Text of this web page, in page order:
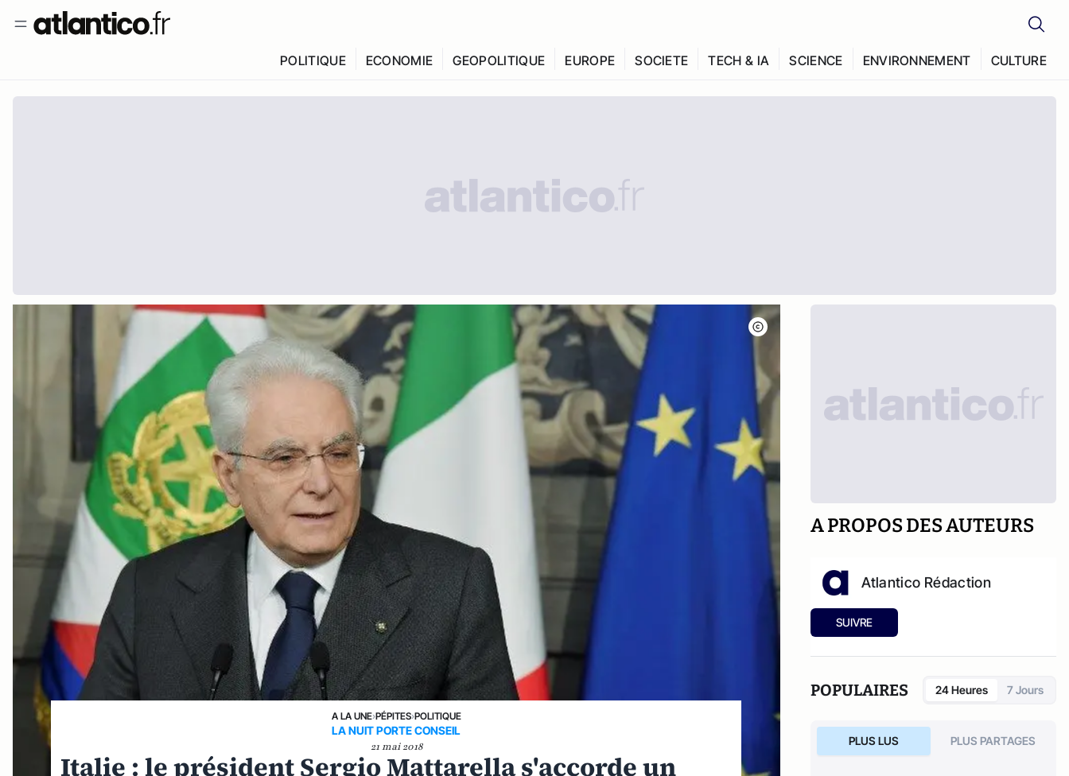
POLITIQUE ECONOMIE GEOPOLITIQUE EUROPE SOCIETE TECH & IA SCIENCE ENVIRONNEMENT CULTURE
A LA UNE›PÉPITES›POLITIQUE
LA NUIT PORTE CONSEIL
21 mai 2018
Italie : le président Sergio Mattarella s'accorde un
A PROPOS DES AUTEURS
Atlantico Rédaction
SUIVRE
POPULAIRES 24 Heures 7 Jours
PLUS LUS PLUS PARTAGES